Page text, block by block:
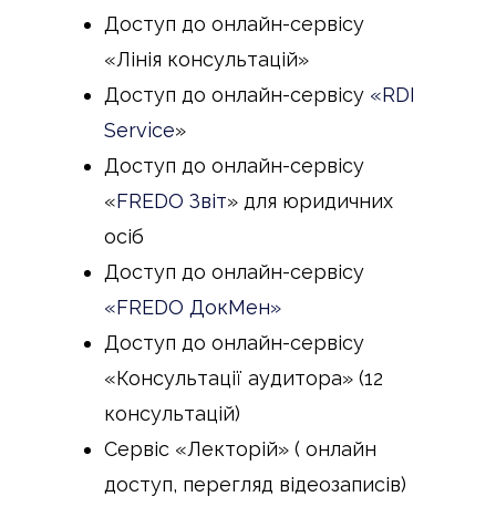
Доступ до онлайн-сервісу
«Лінія консультацій»
Доступ до онлайн-сервісу «RDI
Service»
Доступ до онлайн-сервісу
«FREDO Звіт» для юридичних
осіб
Доступ до онлайн-сервісу
«FREDO ДокМен»
Доступ до онлайн-сервісу
«Консультації аудитора» (12
консультацій)
Сервіс «Лекторій» ( онлайн
доступ, перегляд відеозаписів)